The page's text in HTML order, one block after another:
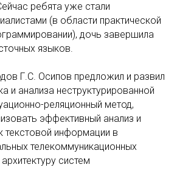
ребята уже стали
(в области практической
дочь завершила
языков.
Г.С. Осипов предложил и развил
и анализа неструктурированной
реляционный метод,
эффективный анализ и
текстовой информации в
телекоммуникационных
систем